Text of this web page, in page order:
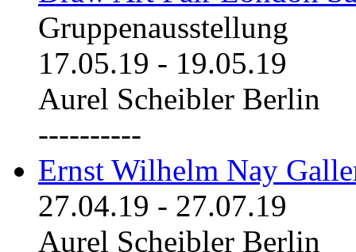
Gruppenausstellung
17.05.19 - 19.05.19
Aurel Scheibler Berlin
----------
Ernst Wilhelm Nay
27.04.19 - 27.07.19
Aurel Scheibler Berlin